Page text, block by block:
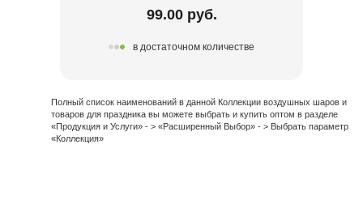
99.00 руб.
в достаточном количестве
Полный список наименований в данной Коллекции воздушных шаров и
товаров для праздника вы можете выбрать и купить оптом в разделе
«Продукция и Услуги» - > «Расширенный Выбор» - > Выбрать параметр
«Коллекция»